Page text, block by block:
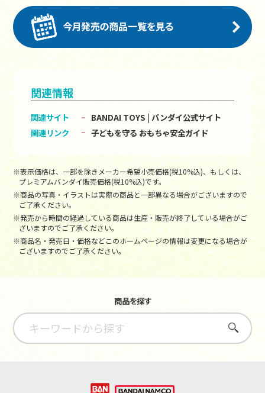
関連情報
関連サイト
BANDAI TOYS | バンダイ公式サイト
関連リンク
子どもを守る おもちゃ安全ガイド
※表示価格は、一部を除きメーカー希望小売価格(税10%込)、もしくは、
プレミアムバンダイ販売価格(税10%込)です。
※商品の写真・イラストは実際の商品と一部異なる場合がございますので
ご了承ください。
※発売から時間の経過している商品は生産・販売が終了している場合がご
ざいますのでご了承ください。
※商品名・発売日・価格などこのホームページの情報は変更になる場合が
ございますのでご了承ください。
商品を探す
さがす